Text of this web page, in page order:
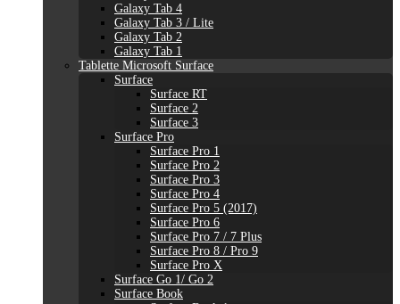
Galaxy Tab 4
Galaxy Tab 3 / Lite
Galaxy Tab 2
Galaxy Tab 1
Tablette Microsoft Surface
Surface
Surface RT
Surface 2
Surface 3
Surface Pro
Surface Pro 1
Surface Pro 2
Surface Pro 3
Surface Pro 4
Surface Pro 5 (2017)
Surface Pro 6
Surface Pro 7 / 7 Plus
Surface Pro 8 / Pro 9
Surface Pro X
Surface Go 1/ Go 2
Surface Book